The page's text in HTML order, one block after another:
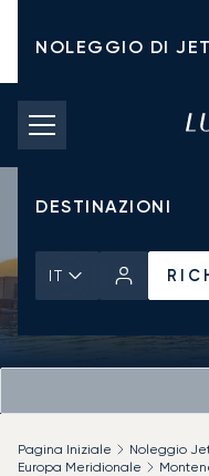
NOLEGGIO DI
TARIFFE DI
JET PRIVATI
DESTINAZIONI
IT
Pagina Iniziale Noleggio
Europa Meridionale